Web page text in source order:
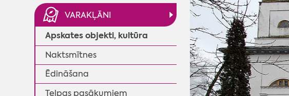
VARAKĻĀNI
Apskates objekti, kultūra
Naktsmītnes
Ēdināšana
Telpas pasākumiem
◄